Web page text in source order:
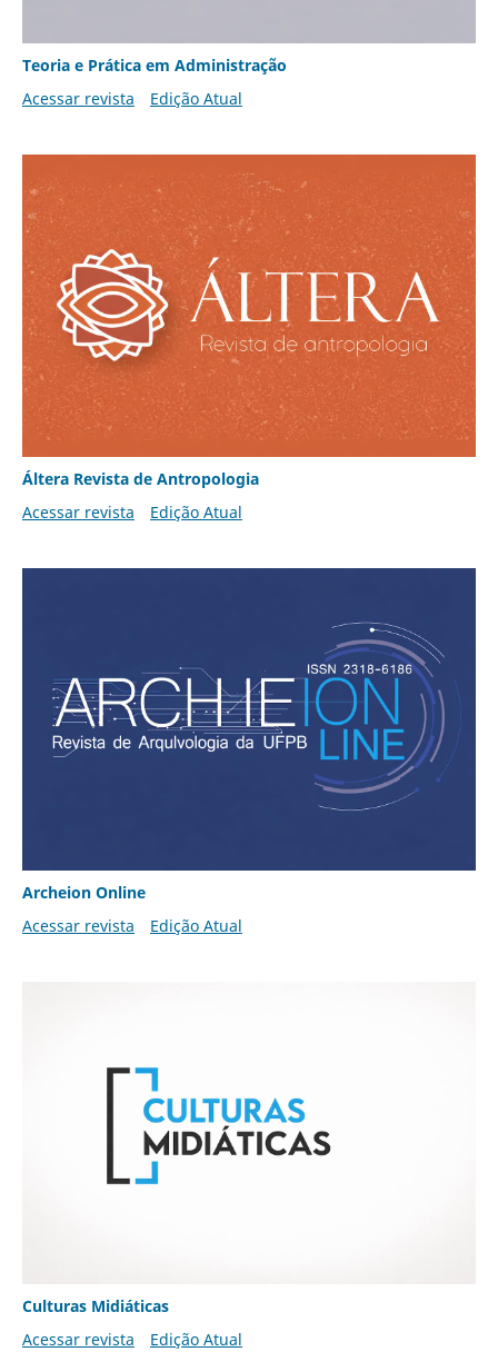
Teoria e Prática em Administração
Acessar revista
Edição Atual
Áltera Revista de Antropologia
Acessar revista
Edição Atual
Archeion Online
Acessar revista
Edição Atual
Culturas Midiáticas
Acessar revista
Edição Atual